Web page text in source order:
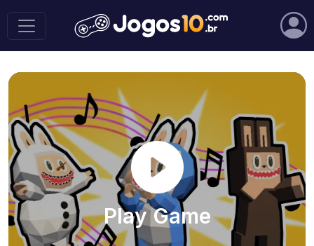
Play Game